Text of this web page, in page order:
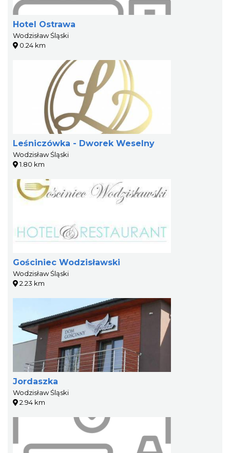
Hotel Ostrawa
Wodzisław Śląski
0.24 km
Leśniczówka - Dworek Weselny
Wodzisław Śląski
1.80 km
Gościniec Wodzisławski
Wodzisław Śląski
2.23 km
Jordaszka
Wodzisław Śląski
2.94 km